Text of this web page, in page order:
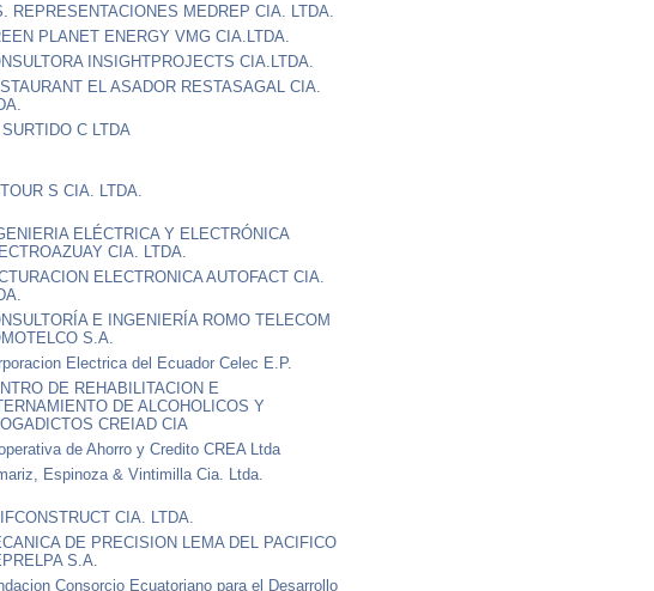
REPRESENTACIONES MEDREP CIA. LTDA.
PLANET ENERGY VMG CIA.LTDA.
INSIGHTPROJECTS CIA.LTDA.
EL ASADOR RESTASAGAL CIA.
C LTDA
S CIA. LTDA.
ELÉCTRICA Y ELECTRÓNICA
CIA. LTDA.
ELECTRONICA AUTOFACT CIA.
E INGENIERÍA ROMO TELECOM
S.A.
Electrica del Ecuador Celec E.P.
DE REHABILITACION E
DE ALCOHOLICOS Y
CREIAD CIA
de Ahorro y Credito CREA Ltda
Espinoza & Vintimilla Cia. Ltda.
CIA. LTDA.
DE PRECISION LEMA DEL PACIFICO
S.A.
Consorcio Ecuatoriano para el Desarrollo